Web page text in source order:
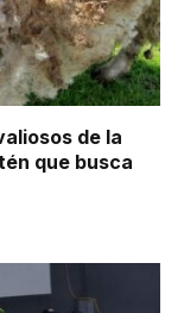
de la
que busca